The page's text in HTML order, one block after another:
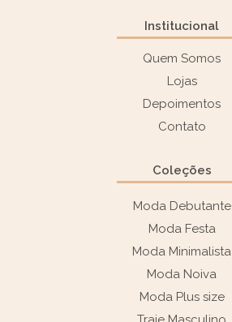
Institucional
Quem Somos
Lojas
Depoimentos
Contato
Coleções
Moda Debutante
Moda Festa
Moda Minimalista
Moda Noiva
Moda Plus size